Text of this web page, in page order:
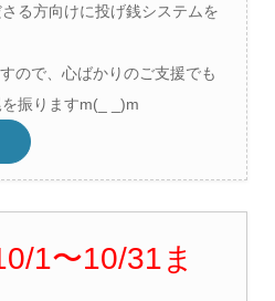
る方向けに投げ銭システムを
ので、心ばかりのご支援でも
振りますm(_ _)m
1〜10/31ま